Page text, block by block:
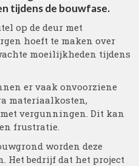
tijdens de bouwfase.
op de deur met
hoeft te maken over
moeilijkheden tijdens
er vaak onvoorziene
materiaalkosten,
vergunningen. Dit kan
frustratie.
worden deze
Het bedrijf dat het project